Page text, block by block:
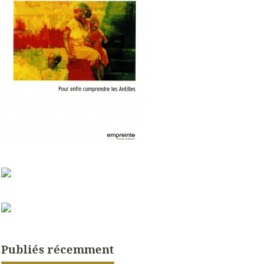
Publiés récemment